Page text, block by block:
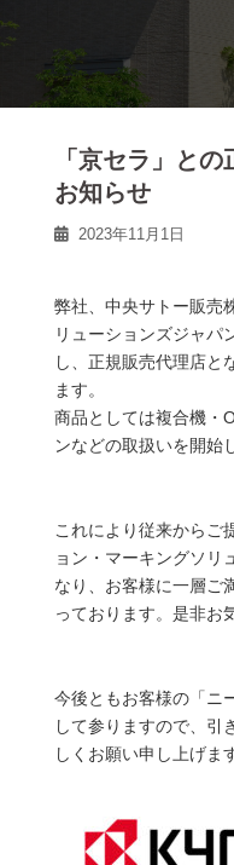
「京セラ」と
お知らせ
2023年11月1日
弊社、中央サトー販売
リューションズジャパ
し、正規販売代理店と
ます。
商品としては複合機・
ンなどの取扱いを開始
これにより従来からご
ョン・マーキングソリ
なり、お客様に一層ご
っております。是非お
今後ともお客様の「ニ
して参りますので、引
しくお願い申し上げま